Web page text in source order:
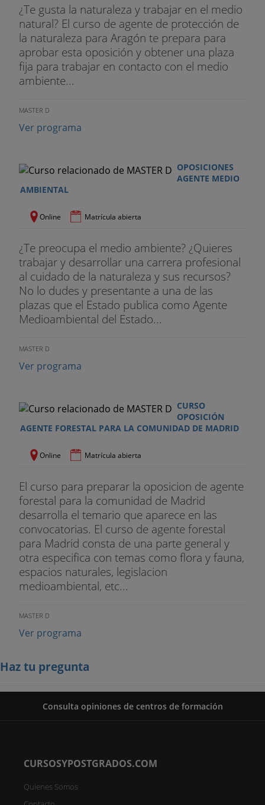
¿Te gusta la naturaleza y trabajar en el medio
natural? El curso de agente de protección de
la naturaleza para Aragón te prepara para
aprobar esta oposición y obtener una plaza
fija para trabajar en contacto con el medio
ambiente...
MASTER D
Ver programa
OPOSICIONES
AGENTE MEDIO
AMBIENTAL
Online Matrícula abierta
¿Te preocupa el medio ambiente? ¿Quieres
trabajar y desarrollar una carrera profesional
al cuidado de la naturaleza y sus recursos?
No lo dudes y presentante a una de las
plazas que el Estado publica como Agente
Medioambiental del Estado...
MASTER D
Ver programa
CURSO
OPOSICIÓN
AGENTE FORESTAL PARA LA COMUNIDAD DE MADRID
Online Matrícula abierta
El curso para preparar la oposicion de agente
forestal para la comunidad de Madrid
desarrolla el temario que aparece en las
convocatorias. El curso de agente forestal
para Madrid consta de una parte general y
otra especifica con temas como flora y fauna,
espacios naturales, legislacion
medioambiental, etc...
MASTER D
Ver programa
Haz tu pregunta
Consulta opiniones de centros de formación
CURSOSYPOSTGRADOS.COM
Quienes Somos